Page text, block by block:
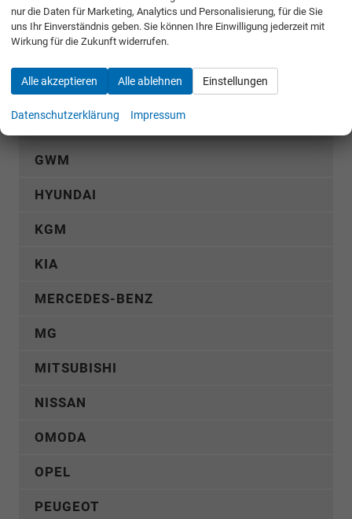
Terramar
FIAT
GWM
HYUNDAI
KGM
KIA
MERCEDES-BENZ
MG
MITSUBISHI
NISSAN
OMODA
OPEL
PEUGEOT
nur die Daten für Marketing, Analytics und Personalisierung, für die Sie
uns Ihr Einverständnis geben. Sie können Ihre Einwilligung jederzeit mit
Wirkung für die Zukunft widerrufen.
Alle akzeptieren Alle ablehnen Einstellungen
Datenschutzerklärung Impressum